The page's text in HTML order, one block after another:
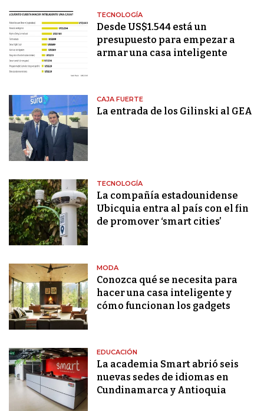
TECNOLOGÍA
Desde US$1.544 está un
presupuesto para empezar a
armar una casa inteligente
CAJA FUERTE
La entrada de los Gilinski al GEA
TECNOLOGÍA
La compañía estadounidense
Ubicquia entra al país con el fin
de promover ‘smart cities’
MODA
Conozca qué se necesita para
hacer una casa inteligente y
cómo funcionan los gadgets
EDUCACIÓN
La academia Smart abrió seis
nuevas sedes de idiomas en
Cundinamarca y Antioquia